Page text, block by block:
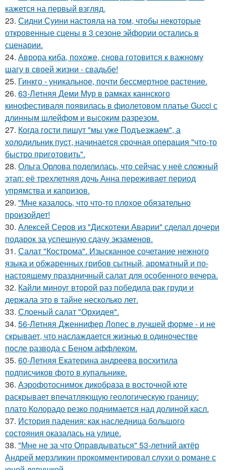
кажется на первый взгляд.
23. Сидни Суини настояла на том, чтобы некоторые
откровенные сцены в 3 сезоне эйфории остались в
сценарии.
24. Аврора киба, похоже, снова готовится к важному
шагу в своей жизни - свадьбе!
25. Гинкго - уникальное, почти бессмертное растение.
26. 63-Летняя Деми Мур в рамках каннского
кинофестиваля появилась в фиолетовом платье Gucci с
длинным шлейфом и высоким разрезом.
27. Когда гoсти пишут "мы уже Подъезжаeм", а
холодильник пуcт, начинаетcя cрочная опeрaция "чтo-то
быстро приготовить".
28. Ольга Орлова поделилась, что сейчас у неё сложный
этап: её трехлетняя дочь Анна переживает период
упрямства и капризов.
29. "Мне казалось, что что-то плохое обязательно
произойдет!
30. Алексей Серов из "Дискотеки Аварии" сделал дочери
подарок за успешную сдачу экзаменов.
31. Салат "Кострома". Изысканное сочетание нежного
языка и обжаренных грибов сытный, ароматный и по-
настоящему праздничный салат для особенного вечера.
32. Кайли миноуг второй раз победила рак груди и
держала это в тайне несколько лет.
33. Слоеный салат "Орхидея".
34. 56-Летняя Дженнифер Лопес в лучшей форме - и не
скрывает, что наслаждается жизнью в одиночестве
после развода с Беном аффлеком.
35. 60-Летняя Екатерина андреева восхитила
подписчиков фото в купальнике.
36. Аэрофотоснимок дикобpaза в восточной юте
раскрывает впечатляющую геологическую границу:
плато Колорадо резко поднимается над долиной касл.
37. История падения: как наследница большого
состояния оказалась на улице.
38. "Мне не за что Оправдываться" 53-летний актёр
Андрей мерзликин прокомментировал слухи о романе с